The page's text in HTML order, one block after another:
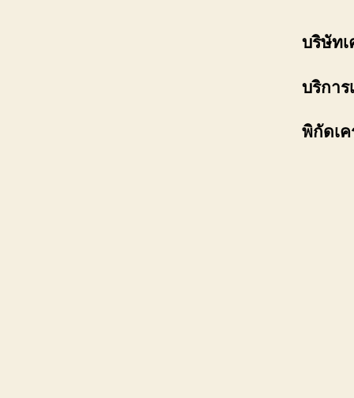
บริษัท
บริการ
พิกัดเ